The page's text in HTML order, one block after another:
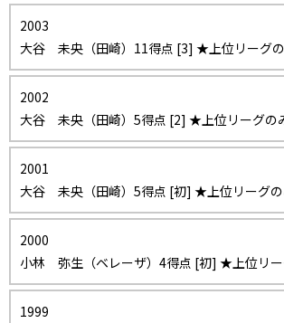
2003
大谷 未央（田崎）11得点 [3] ★上位リーグ
2002
大谷 未央（田崎）5得点 [2] ★上位リーグの
2001
大谷 未央（田崎）5得点 [初] ★上位リーグ
2000
小林 弥生（ベレーザ）4得点 [初] ★上位リ
1999